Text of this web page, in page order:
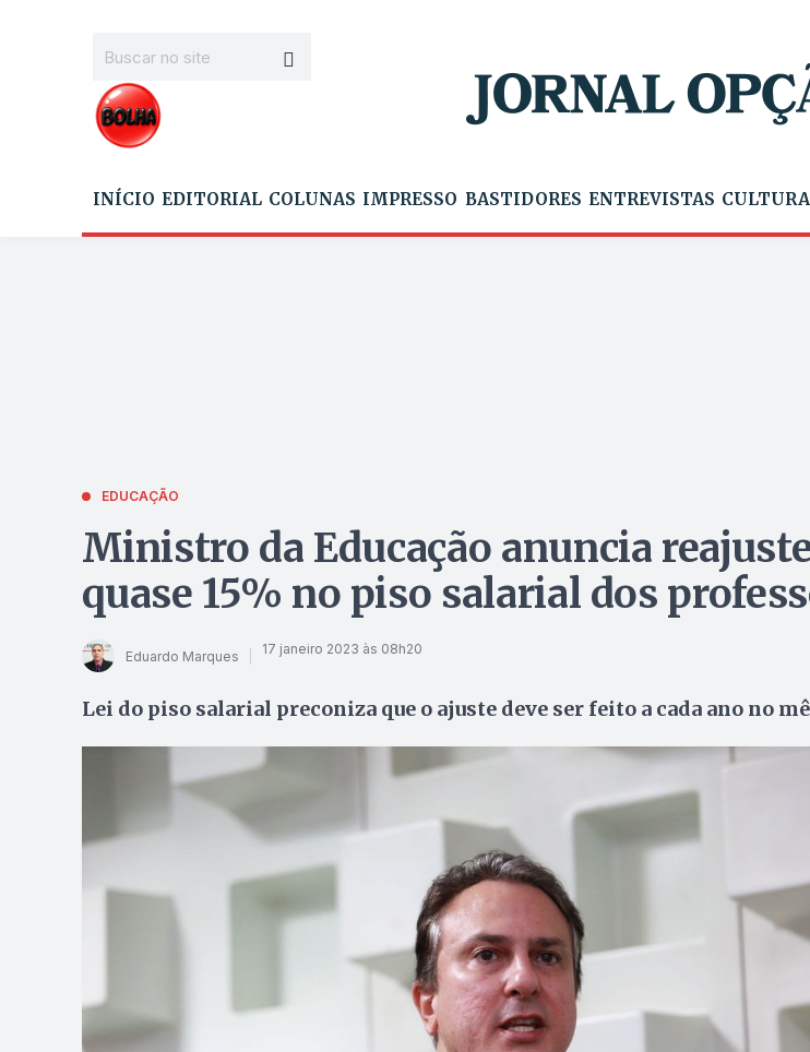
INÍCIO EDITORIAL COLUNAS IMPRESSO BASTIDORES ENTREVISTAS CULTURA
EDUCAÇÃO
Ministro da Educação anuncia
quase 15% no piso salarial dos
Eduardo Marques 17 janeiro 2023 às 08h20
Lei do piso salarial preconiza que o ajuste deve ser feito a cada ano no